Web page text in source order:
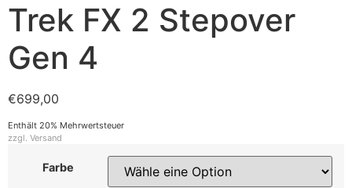
Trek FX 2 Stepover
Gen 4
€699,00
Enthält 20% Mehrwertsteuer
zzgl. Versand
Farbe